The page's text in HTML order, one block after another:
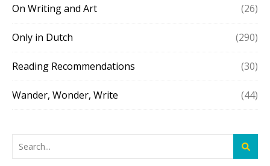
On Writing and Art (26)
Only in Dutch (290)
Reading Recommendations (30)
Wander, Wonder, Write (44)